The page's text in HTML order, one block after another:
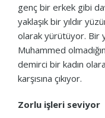
genç bir erkek gibi
yaklaşık bir yıldır
olarak yürütüyor. Bir
Muhammed
demirci bir kadın
karşısına çıkıyor.
Zorlu işleri seviyor